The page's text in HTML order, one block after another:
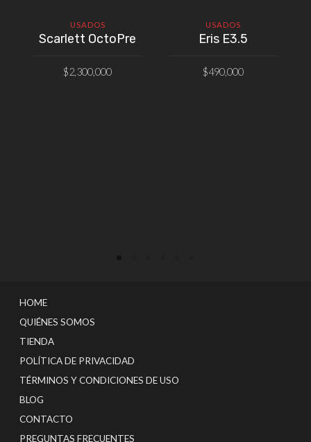
USADOS
Scarlett OctoPre
$2,300,000
USADOS
Eris E3.5
$490,000
HOME
QUIÉNES SOMOS
TIENDA
POLÍTICA DE PRIVACIDAD
TÉRMINOS Y CONDICIONES DE USO
BLOG
CONTACTO
PREGUNTAS FRECUENTES